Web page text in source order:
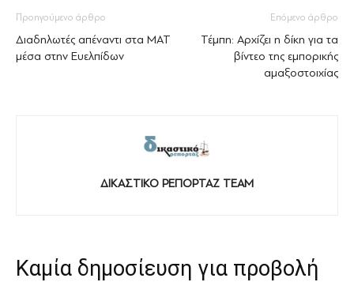
Προηγούμενο άρθρο
Διαδηλωτές απέναντι στα ΜΑΤ
μέσα στην Ευελπίδων
Επόμενο άρθρο
Τέμπη: Αρχίζει η δίκη για τα
βίντεο της εμπορικής
αμαξοστοιχίας
ΔΙΚΑΣΤΙΚΟ ΡΕΠΟΡΤΑΖ TEAM
Καμία δημοσίευση για προβολή